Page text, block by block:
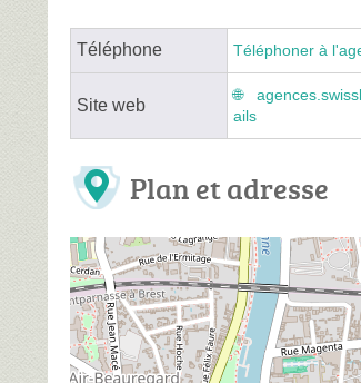
Téléphone Téléphoner à
Site web
ails
Plan et adresse